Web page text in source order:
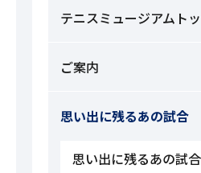
テニスミュージアムト
ご案内
思い出に残るあの試合
思い出に残るあの試